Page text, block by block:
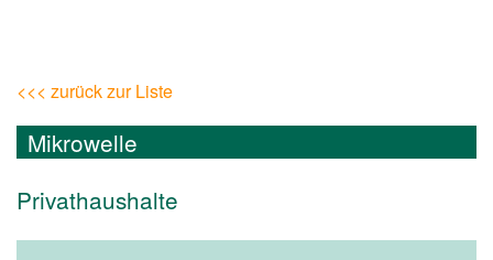
<<< zurück zur Liste
Mikrowelle
Privathaushalte